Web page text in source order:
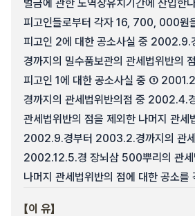
벌금에 관한 노역장유치기간에 산입한
피고인들로부터 각자 16, 700, 000원
피고인 2에 대한 공소사실 중
경까지의 밀수품보관의 관세법위반의
피고인 1에 대한 공소사실 중 ①
경까지의 관세법위반의점 중 2002.4.
관세법위반의 점을 제외한 나머지 관
2002.9.경부터 2003.2.경까지의 관
2002.12.5.경 장뇌삼 500뿌리의 관세
나머지 관세법위반의 점에 대한 공소를
【이 유】